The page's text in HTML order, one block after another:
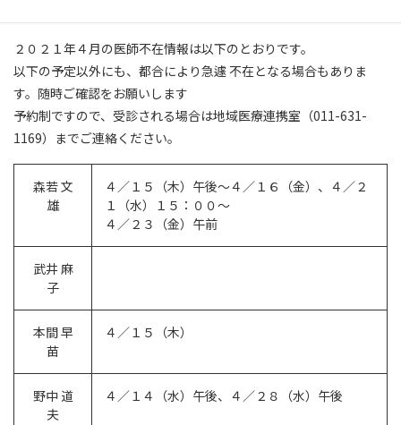
２０２１年４月の医師不在情報は以下のとおりです。
以下の予定以外にも、都合により急遽 不在となる場合もありま
す。随時ご確認をお願いします
予約制ですので、受診される場合は地域医療連携室（011-631-
1169）までご連絡ください。
森若 文
雄
４／１５（木）午後〜４／１６（金）、４／２
１（水）１５：００〜
４／２３（金）午前
武井 麻
子
本間 早
苗
４／１５（木）
野中 道
夫
４／１４（水）午後、４／２８（水）午後